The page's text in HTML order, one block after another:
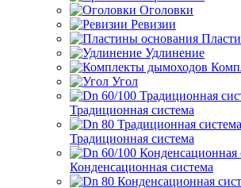
Оголовки
Ревизии
Удлинение
Угол
Традиционная система
Традиционная система
Конденсационная система